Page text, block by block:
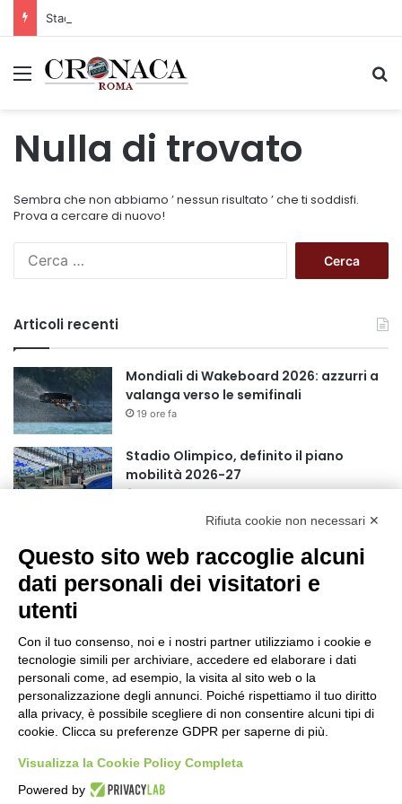
Stadio Olimpico, definito il piano mobilità 2026-27
Menu
Nulla di trovato
Sembra che non abbiamo ’ nessun risultato ’ che ti soddisfi.
Prova a cercare di nuovo!
c
p
e
Articoli recenti
Mondiali di Wakeboard 2026: azzurri a
valanga verso le semifinali
19 ore fa
Stadio Olimpico, definito il piano
mobilità 2026-27
farmaci in Italia
1 giorno fa
arrivi e 1,7 milioni di presenze
1 giorno fa
Un nuovo modello di IA stima il volume
dei ghiacciai del pianeta
1 giorno fa
Sogin, il Parlamento amplia
ulteriormente il perimetro delle attività
Rifiuta cookie non necessari ✕
Questo sito web raccoglie alcuni
dati personali dei visitatori e
utenti
Con il tuo consenso, noi e i nostri partner utilizziamo i cookie e
tecnologie simili per archiviare, accedere ed elaborare i dati
personali come, ad esempio, la visita al sito web o la
personalizzazione degli annunci. Poiché rispettiamo il tuo diritto
alla privacy, è possibile scegliere di non consentire alcuni tipi di
cookie. Clicca su preferenze GDPR per saperne di più.
Visualizza la Cookie Policy Completa
Powered by